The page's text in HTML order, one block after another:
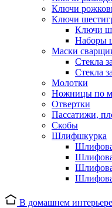
Ключи
Ключи
Ключи
Наборы
Маски
Стекла
Стекла
Молотки
Ножницы по
Отвертки
Пассатижи,
Скобы
Шлифшкурка
В домашнем интерьере